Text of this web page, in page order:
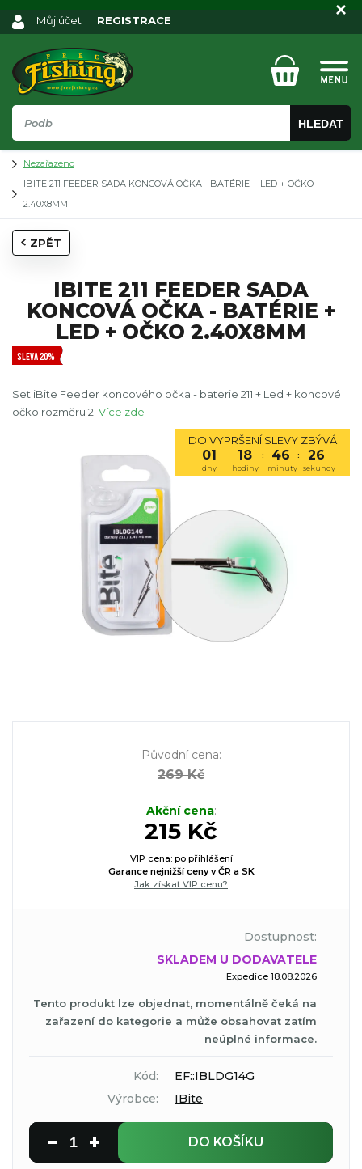
HLEDAT
Můj účet REGISTRACE
Nezařazeno
IBITE 211 FEEDER SADA KONCOVÁ OČKA - BATÉRIE + LED + OČKO
2.40X8MM
ZPĚT
IBITE 211 FEEDER SADA
KONCOVÁ OČKA - BATÉRIE +
LED + OČKO 2.40X8MM
SLEVA 20%
Set iBite Feeder koncového očka - baterie 211 + Led + koncové
očko rozměru 2. Více zde
DO VYPRŠENÍ SLEVY ZBÝVÁ
01 18 : 46 : 25
dny hodiny minuty sekundy
Původní cena:
269 Kč
Akční cena:
215 Kč
VIP cena: po přihlášení
Garance nejnižší ceny v ČR a SK
Jak získat VIP cenu?
Dostupnost:
SKLADEM U DODAVATELE
Expedice 18.08.2026
Tento produkt lze objednat, momentálně čeká na
zařazení do kategorie a může obsahovat zatím
neúplné informace.
Kód:
EF::IBLDG14G
Výrobce:
IBite
DO KOŠÍKU